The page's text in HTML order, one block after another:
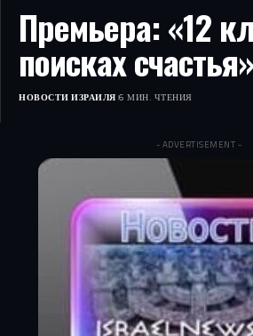
Премьера: «12
поисках счастья»
НОВОСТИ ИЗРАИЛЯ 6 МИН. ЧТЕНИЯ
- ADVERTISEMENT -